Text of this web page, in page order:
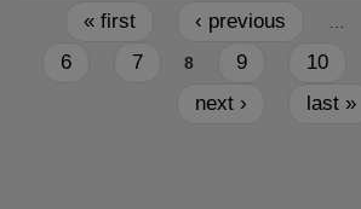
Pages
« first ‹ previous …
6
7 8 9 10
next ›
last »